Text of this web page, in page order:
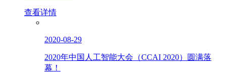
查看详情
2020-08-29
2020年中国人工智能大会（CCAI 2020）圆满落
幕！